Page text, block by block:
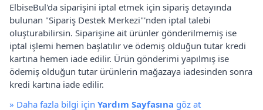
ElbiseBul'da siparişini iptal etmek için sipariş detayında
bulunan "Sipariş Destek Merkezi"'nden iptal talebi
oluşturabilirsin. Siparişine ait ürünler gönderilmemiş ise
iptal işlemi hemen başlatılır ve ödemiş olduğun tutar kredi
kartına hemen iade edilir. Ürün gönderimi yapılmış ise
ödemiş olduğun tutar ürünlerin mağazaya iadesinden sonra
kredi kartına iade edilir.
» Daha fazla bilgi için Yardım Sayfasına göz at